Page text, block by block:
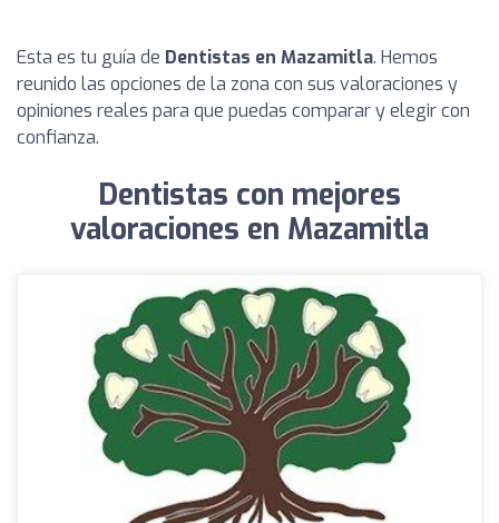
Esta es tu guía de Dentistas en Mazamitla. Hemos
reunido las opciones de la zona con sus valoraciones y
opiniones reales para que puedas comparar y elegir con
confianza.
Dentistas con mejores
valoraciones en Mazamitla